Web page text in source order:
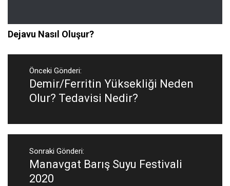
Dejavu Nasıl Oluşur?
Yazı
gezinmesi
Önceki Gönderi:
Önceki
Gönderi:
Demir/Ferritin Yüksekliği Neden
Olur? Tedavisi Nedir?
Sonraki Gönderi:
Sonraki
Gönderi:
Manavgat Barış Suyu Festivali
2020